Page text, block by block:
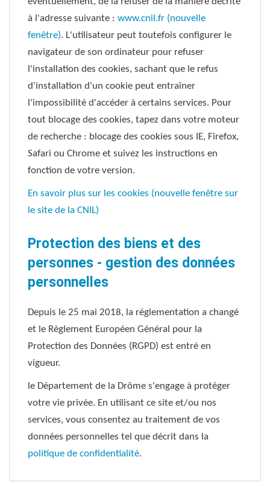
à l'adresse suivante : www.cnil.fr (nouvelle
fenêtre). L'utilisateur peut toutefois configurer le
navigateur de son ordinateur pour refuser
l'installation des cookies, sachant que le refus
d'installation d'un cookie peut entraîner
l'impossibilité d'accéder à certains services. Pour
tout blocage des cookies, tapez dans votre moteur
de recherche : blocage des cookies sous IE, Firefox,
Safari ou Chrome et suivez les instructions en
fonction de votre version.
En savoir plus sur les cookies (nouvelle fenêtre sur
le site de la CNIL)
Protection des biens et des
personnes - gestion des données
personnelles
Depuis le 25 mai 2018, la réglementation a changé
et le Règlement Européen Général pour la
Protection des Données (RGPD) est entré en
vigueur.
le Département de la Drôme s'engage à protéger
votre vie privée. En utilisant ce site et/ou nos
services, vous consentez au traitement de vos
données personnelles tel que décrit dans la
politique de confidentialité.